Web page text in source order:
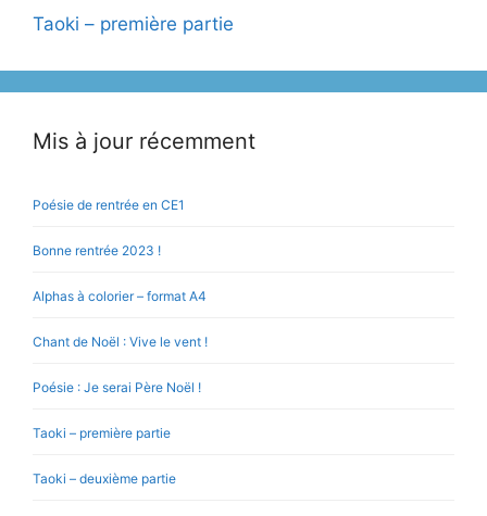
Taoki – première partie
Mis à jour récemment
Poésie de rentrée en CE1
Bonne rentrée 2023 !
Alphas à colorier – format A4
Chant de Noël : Vive le vent !
Poésie : Je serai Père Noël !
Taoki – première partie
Taoki – deuxième partie